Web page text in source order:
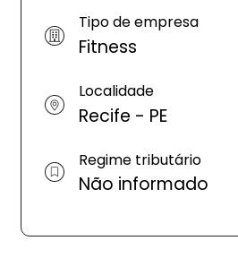
Tipo de empresa
Fitness
Localidade
Recife - PE
Regime tributário
Não informado